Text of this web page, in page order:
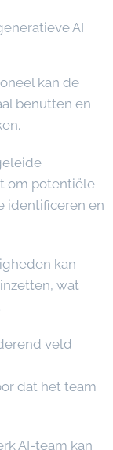
AI
kan de
benutten en
om potentiële
identificeren en
kan
wat
veld
dat het team
AI-team kan